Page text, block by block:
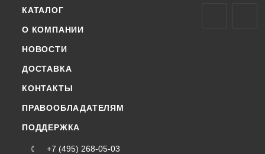
КАТАЛОГ
О КОМПАНИИ
НОВОСТИ
ДОСТАВКА
КОНТАКТЫ
ПРАВООБЛАДАТЕЛЯМ
ПОДДЕРЖКА
+7 (495) 268-05-03